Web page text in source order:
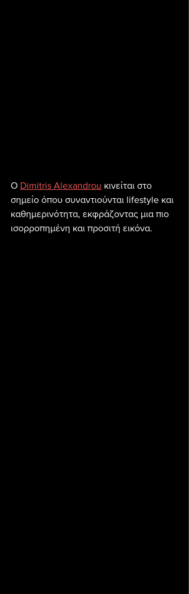
Ο Dimitris Alexandrou κινείται στο
σημείο όπου συναντιούνται lifestyle και
καθημερινότητα, εκφράζοντας μια πιο
ισορροπημένη και προσιτή εικόνα.